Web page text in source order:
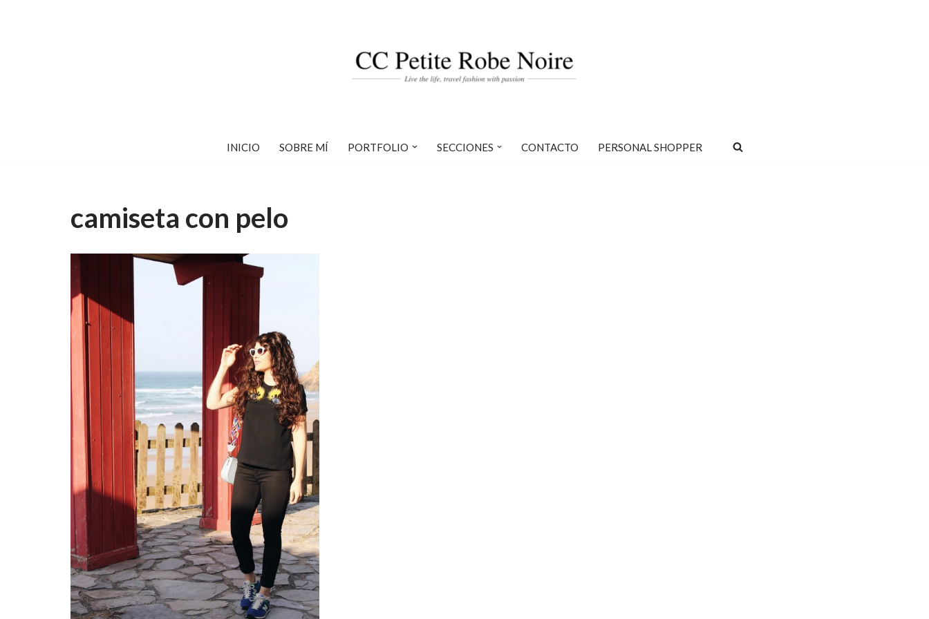
INICIO SOBRE MÍ PORTFOLIO SECCIONES CONTACTO PERSONAL SHOPPER
camiseta con pelo